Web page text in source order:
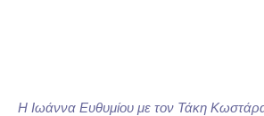
Η Ιωάννα Ευθυμίου με τον Τάκη